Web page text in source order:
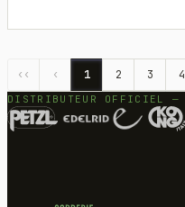
‹‹ ‹ 1 2 3 4
DISTRIBUTEUR OFFICIEL —